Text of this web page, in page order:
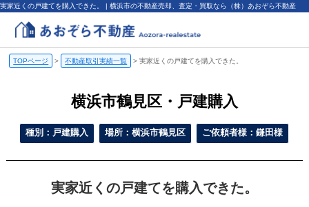
実家近くの戸建てを購入できた。 | 横浜市の不動産売却、査定・買取なら（株）あおぞら不動産
TOPページ > 不動産取引実績一覧 > 実家近くの戸建てを購入できた。
横浜市鶴見区・戸建購入
種別：戸建購入 場所：横浜市鶴見区 ご依頼者様：鎌田様
実家近くの戸建てを購入できた。